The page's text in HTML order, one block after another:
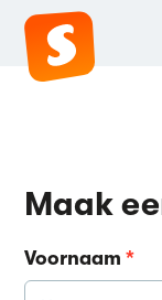
Maak
Voornaam*